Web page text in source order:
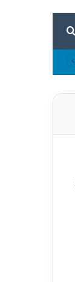
بحث عن